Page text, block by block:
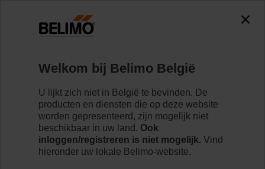
accessing the absolute URL
"https://www.belimo.com/be/nl_NL/~mgnlArea=outdated~".
https://www.belimo.com/be/nl_NL/~mgnlArea=outdated~
Regelventielen
Klepaandrijvingen
Belimo biedt een uitgebreid assortiment
klepaandrijvingen – met of zonder veiligheidsfunctie –
Welkom bij Belimo België
U lijkt zich niet in België te bevinden. De
producten en diensten die op deze website
worden gepresenteerd, zijn mogelijk niet
beschikbaar in uw land. Ook
inloggen/registreren is niet mogelijk. Vind
hieronder uw lokale Belimo-website.